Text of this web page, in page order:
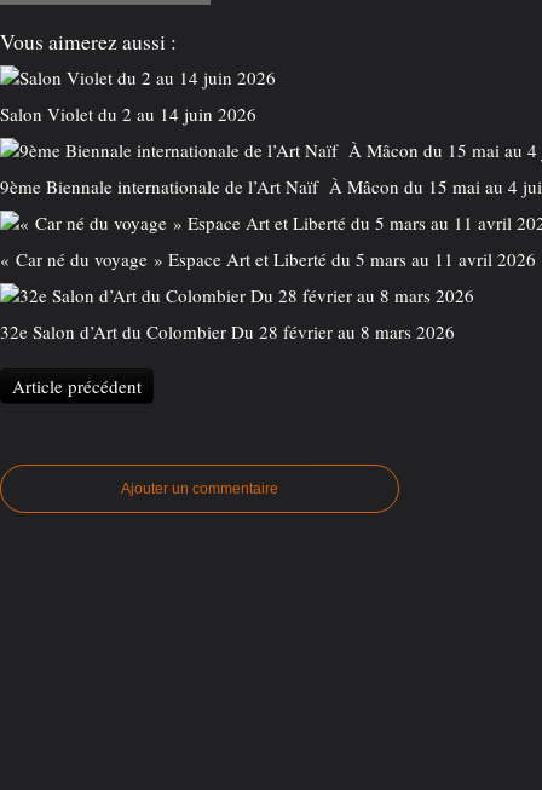
Vous aimerez aussi :
Salon Violet du 2 au 14 juin 2026
9ème Biennale internationale de l’Art Naïf À Mâcon du 15 mai au 4
« Car né du voyage » Espace Art et Liberté du 5 mars au 11 avril 2026
32e Salon d’Art du Colombier Du 28 février au 8 mars 2026
Article précédent
Ajouter un commentaire